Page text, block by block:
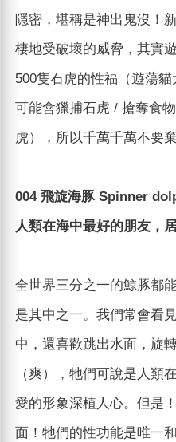
隱密，堪稱是神出鬼沒！
棲地受破壞的威脅，其實
500隻石虎的性福（遊蕩
可能會獵捕石虎 / 搶奪食
虎），所以千萬千萬不要
004 飛旋海豚 Spinner
人類在海中最好的朋友，
全世界三分之一的鯨豚都
是其中之一。我們常會看
中，還喜歡跳出水面，旋
（爽），牠們可說是人類
愛的形象深植人心。但是
面！牠們的性功能是唯一